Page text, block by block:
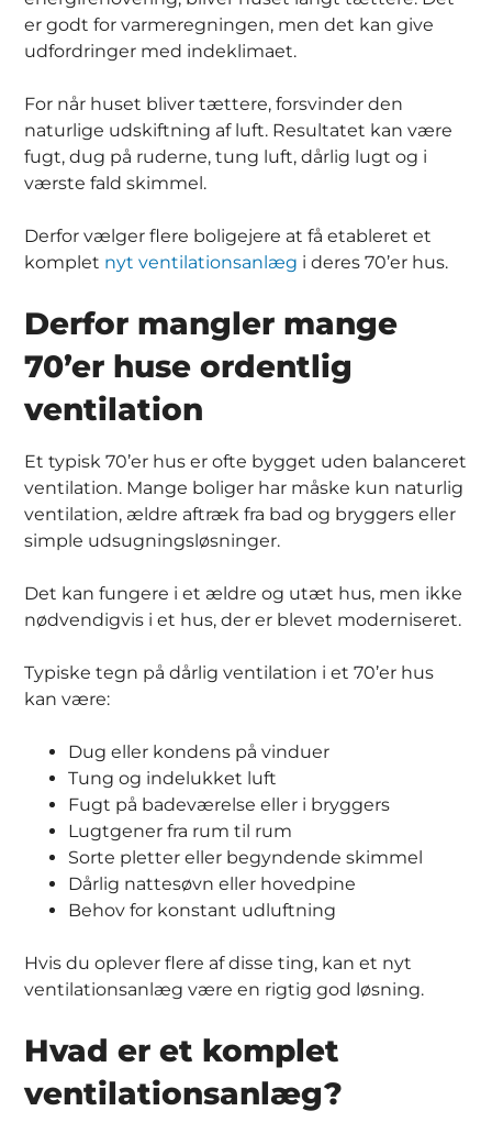
er godt for varmeregningen, men det kan give
udfordringer med indeklimaet.
For når huset bliver tættere, forsvinder den
naturlige udskiftning af luft. Resultatet kan være
fugt, dug på ruderne, tung luft, dårlig lugt og i
værste fald skimmel.
Derfor vælger flere boligejere at få etableret et
komplet nyt ventilationsanlæg i deres 70’er hus.
Derfor mangler mange
70’er huse ordentlig
ventilation
Et typisk 70’er hus er ofte bygget uden balanceret
ventilation. Mange boliger har måske kun naturlig
ventilation, ældre aftræk fra bad og bryggers eller
simple udsugningsløsninger.
Det kan fungere i et ældre og utæt hus, men ikke
nødvendigvis i et hus, der er blevet moderniseret.
Typiske tegn på dårlig ventilation i et 70’er hus
kan være:
Dug eller kondens på vinduer
Tung og indelukket luft
Fugt på badeværelse eller i bryggers
Lugtgener fra rum til rum
Sorte pletter eller begyndende skimmel
Dårlig nattesøvn eller hovedpine
Behov for konstant udluftning
Hvis du oplever flere af disse ting, kan et nyt
ventilationsanlæg være en rigtig god løsning.
Hvad er et komplet
ventilationsanlæg?